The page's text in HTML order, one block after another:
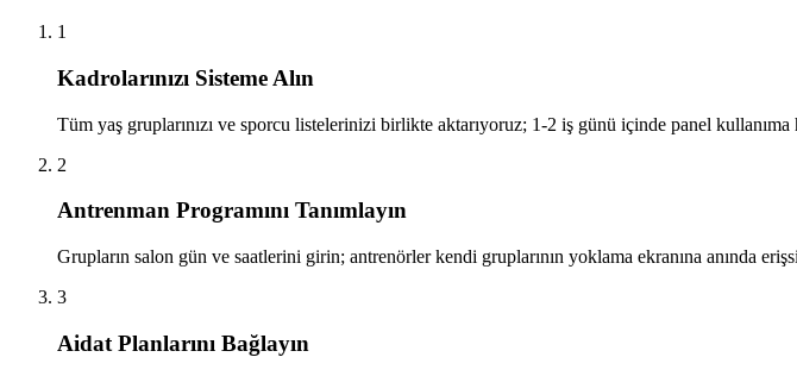
1
Kadrolarınızı Sisteme Alın
Tüm yaş gruplarınızı ve sporcu listelerinizi birlikte aktarıyoruz; 1-2 iş günü içinde panel kullanıma
2
Antrenman Programını Tanımlayın
Grupların salon gün ve saatlerini girin; antrenörler kendi gruplarının yoklama ekranına anında
3
Aidat Planlarını Bağlayın